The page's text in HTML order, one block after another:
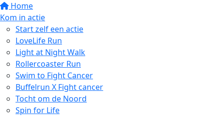
Home
Kom in actie
Start zelf een actie
LoveLife Run
Light at Night Walk
Rollercoaster Run
Swim to Fight Cancer
Buffelrun X Fight cancer
Tocht om de Noord
Spin for Life